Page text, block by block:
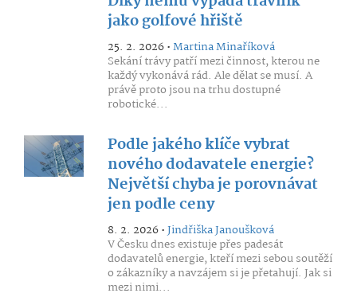
jako golfové hřiště
25. 2. 2026 •Martina Minaříková
Sekání trávy patří mezi činnost, kterou ne
každý vykonává rád. Ale dělat se musí. A
právě proto jsou na trhu dostupné
robotické...
Podle jakého klíče vybrat
nového dodavatele energie?
Největší chyba je porovnávat
jen podle ceny
8. 2. 2026 •Jindřiška Janoušková
V Česku dnes existuje přes padesát
dodavatelů energie, kteří mezi sebou soutěží
o zákazníky a navzájem si je přetahují. Jak si
mezi nimi...